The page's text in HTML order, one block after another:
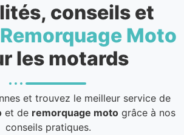
conseils et
Remorquage Moto
les motards
et trouvez le meilleur service de
et de remorquage motogrâce à nos
conseils pratiques.